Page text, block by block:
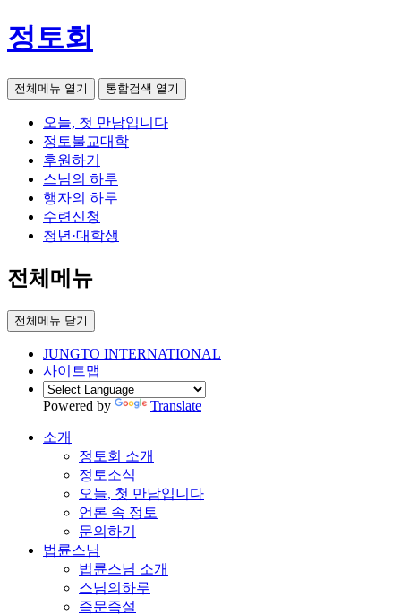
정토회
전체메뉴 열기 통합검색 열기
오늘, 첫 만남입니다
정토불교대학
후원하기
스님의 하루
행자의 하루
수련신청
청년·대학생
전체메뉴
전체메뉴 닫기
JUNGTO INTERNATIONAL
사이트맵
Powered by Translate
소개
정토회 소개
정토소식
오늘, 첫 만남입니다
언론 속 정토
문의하기
법륜스님
법륜스님 소개
스님의하루
즉문즉설